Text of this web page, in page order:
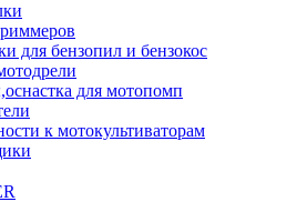
для бензопил и бензокос
для мотопомп
к мотокультиваторам